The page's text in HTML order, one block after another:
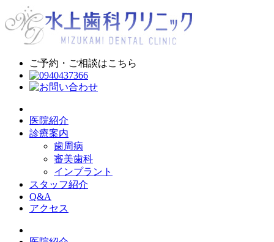
ご予約・ご相談はこちら
医院紹介
診療案内
歯周病
審美歯科
インプラント
スタッフ紹介
Q&A
アクセス